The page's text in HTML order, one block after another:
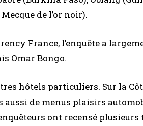
de l’or noir).
France, l’enquête a
Omar Bongo.
hôtels particuliers. Sur la
de menus plaisirs
ont recensé plusieurs